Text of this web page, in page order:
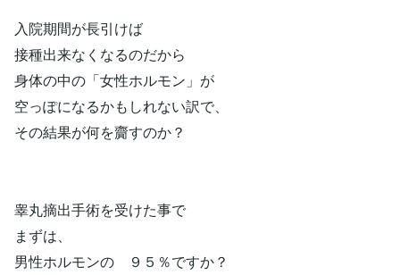
入院期間が長引けば
接種出来なくなるのだから
身体の中の「女性ホルモン」が
空っぽになるかもしれない訳で、
その結果が何を齎すのか？
睾丸摘出手術を受けた事で
まずは、
男性ホルモンの ９５％ですか？